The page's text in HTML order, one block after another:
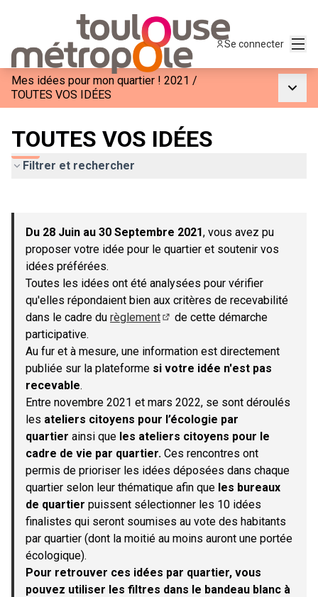
Se connecter
Mes idées pour mon quartier ! 2021 /
TOUTES VOS IDÉES
TOUTES VOS IDÉES
Filtrer et rechercher
−
Du 28 Juin au 30 Septembre 2021, vous avez pu
proposer votre idée pour le quartier et soutenir vos
idées préférées.
Toutes les idées ont été analysées pour vérifier
qu'elles répondaient bien aux critères de recevabilité
dans le cadre du règlement
de cette démarche
participative.
Au fur et à mesure, une information est directement
publiée sur la plateforme si votre idée n'est pas
recevable.
Entre novembre 2021 et mars 2022, se sont déroulés
les ateliers citoyens pour l’écologie par
quartier ainsi que les ateliers citoyens pour le
cadre de vie par quartier. Ces rencontres ont
permis de prioriser les idées déposées dans chaque
quartier selon leur thématique afin que les bureaux
de quartier puissent sélectionner les 10 idées
finalistes qui seront soumises au vote des habitants
par quartier (dont la moitié au moins auront une portée
écologique).
Pour retrouver ces idées par quartier, vous
pouvez utiliser les filtres dans le bandeau blanc à